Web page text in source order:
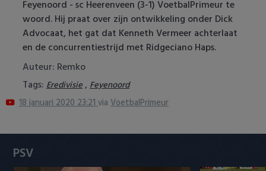
FC Utrecht
Feyenoord
Heracles Almelo
NAC Breda
PEC Zwolle
PSV
Champions League
Europa League
Conference League
Feyenoord - sc Heerenveen (3-1) VoetbalPrimeur te
woord. Hij praat over zijn ontwikkeling onder Dick
Advocaat, het gat dat Kenneth Vermeer achterlaat
en de concurrentiestrijd met Ridgeciano Haps.
Auteur: Remko
Tags: Eredivisie, Feyenoord
18 januari 2020 23:21via VoetbalPrimeur
PSV